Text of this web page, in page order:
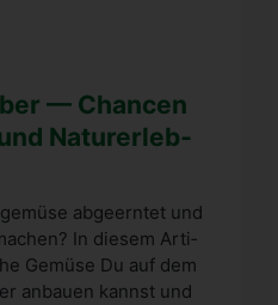
— Chan­cen
Natur­er­leb­
abge­ern­tet und
In die­sem Arti­
Gemü­se Du auf dem
anbau­en kannst und